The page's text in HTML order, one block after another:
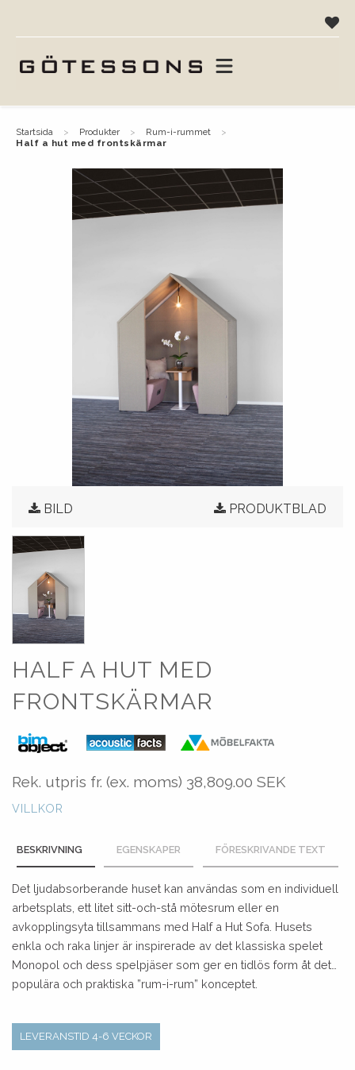
startsida produkter
rum-i-rummet
half a hut med frontskärmar
BILD PRODUKTBLAD
HALF A HUT MED
FRONTSKÄRMAR
Rek. utpris fr. (ex. moms) 38,809.00 SEK
VILLKOR
BESKRIVNING EGENSKAPER FÖRESKRIVANDE TEXT
Det ljudabsorberande huset kan användas som en individuell
arbetsplats, ett litet sitt-och-stå mötesrum eller en
avkopplingsyta tillsammans med Half a Hut Sofa. Husets
enkla och raka linjer är inspirerade av det klassiska spelet
Monopol och dess spelpjäser som ger en tidlös form åt det
populära och praktiska ”rum-i-rum” konceptet.
LEVERANSTID 4-6 VECKOR